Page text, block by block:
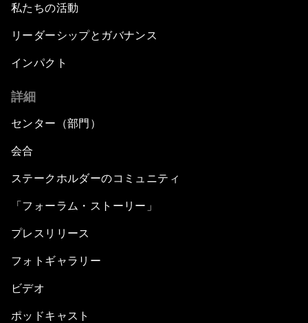
私たちの活動
リーダーシップとガバナンス
インパクト
詳細
センター（部門）
会合
ステークホルダーのコミュニティ
「フォーラム・ストーリー」
プレスリリース
フォトギャラリー
ビデオ
ポッドキャスト